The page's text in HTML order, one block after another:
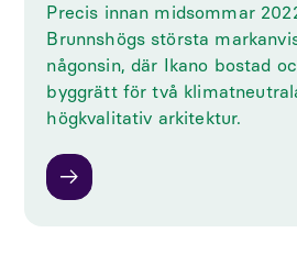
Precis innan midsommar
Brunnshögs största
någonsin, där Ikano bostad
byggrätt för två
högkvalitativ arkitektur.